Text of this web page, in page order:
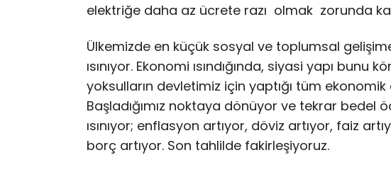
elektriğe daha az ücrete razı olmak zorunda
Ülkemizde en küçük sosyal ve toplumsal
ısınıyor. Ekonomi ısındığında, siyasi yapı bunu
yoksulların devletimiz için yaptığı tüm
Başladığımız noktaya dönüyor ve tekrar bedel
ısınıyor; enflasyon artıyor, döviz artıyor, faiz
borç artıyor. Son tahlilde fakirleşiyoruz.